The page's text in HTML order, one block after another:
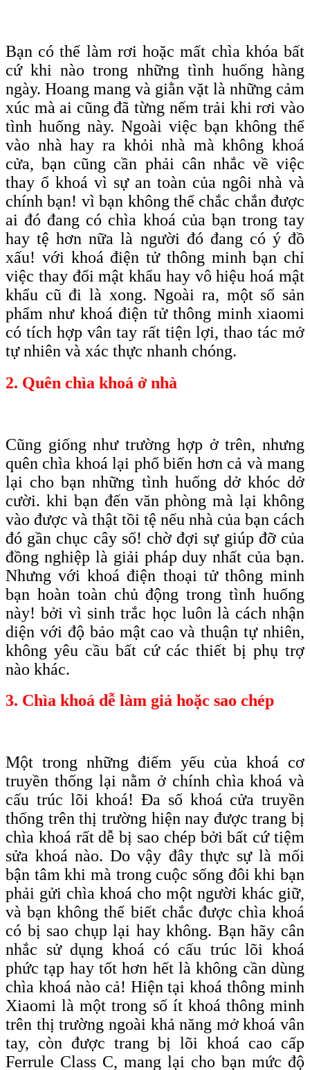
Bạn có thể làm rơi hoặc mất chìa khóabất
cứ khi nào trong những tình huống hàng
ngày. Hoang mang và giằn vặt là những cảm
xúc mà ai cũng đã từng nếm trải khi rơi vào
tình huống này. Ngoài việc bạn không thể
vào nhà hay ra khỏi nhà mà không khoá
cửa, bạn cũng cần phải cân nhắc về việc
thay ổ khoá vì sự an toàn của ngôi nhà và
chính bạn! vì bạn không thể chắc chắn được
ai đó đang có chìa khoá của bạn trong tay
hay tệ hơn nữa là người đó đang có ý đồ
xấu! với khoá điện tử thông minh bạn chỉ
việc thay đổi mật khẩu hay vô hiệu hoá mật
khẩu cũ đi là xong. Ngoài ra, một số sản
phẩm như khoá điện tử thông minh xiaomi
có tích hợp vân tay rất tiện lợi, thao tác mở
tự nhiên và xác thực nhanh chóng.
2. Quên chìa khoá ở nhà
Cũng giống như trường hợp ở trên, nhưng
quên chìa khoá lại phổ biến hơn cả và mang
lại cho bạn những tình huống dở khóc dở
cười. khi bạn đến văn phòng mà lại không
vào được và thật tồi tệ nếu nhà của bạn cách
đó gần chục cây số! chờ đợi sự giúp đỡ của
đồng nghiệp là giải pháp duy nhất của bạn.
Nhưng với khoá điện thoại tử thông minh
bạn hoàn toàn chủ động trong tình huống
này! bởi vì sinh trắc học luôn là cách nhận
diện với độ bảo mật cao và thuận tự nhiên,
không yêu cầu bất cứ các thiết bị phụ trợ
nào khác.
3. Chìa khoá dễ làm giả hoặc sao chép
Một trong những điểm yếu của khoá cơ
truyền thống lại nằm ở chính chìa khoá và
cấu trúc lõi khoá! Đa số khoá cửa truyền
thống trên thị trường hiện nay được trang bị
chìa khoá rất dễ bị sao chép bởi bất cứ tiệm
sửa khoá nào. Do vậy đây thực sự là mối
bận tâm khi mà trong cuộc sống đôi khi bạn
phải gửi chìa khoá cho một người khác giữ,
và bạn không thể biết chắc được chìa khoá
có bị sao chụp lại hay không. Bạn hãy cân
nhắc sử dụng khoá có cấu trúc lõi khoá
phức tạp hay tốt hơn hết là không cần dùng
chìa khoá nào cả! Hiện tại khoá thông minh
Xiaomi là một trong số ít khoá thông minh
trên thị trường ngoài khả năng mở khoá vân
tay, còn được trang bị lõi khoá cao cấp
Ferrule Class C, mang lại cho bạn mức độ